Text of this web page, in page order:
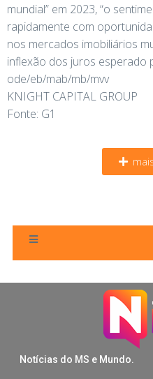
mundial” em 2023, “o
rapidamente com
nos mercados imobiliários
inflexão dos juros esperado
ode/eb/mab/mb/mvv
KNIGHT CAPITAL GROUP
Fonte: G1
Notícias do MS e Mundo.